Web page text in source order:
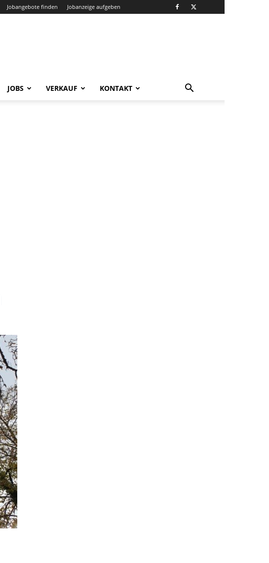
Jobangebote finden Jobanzeige aufgeben
JOBS VERKAUF KONTAKT